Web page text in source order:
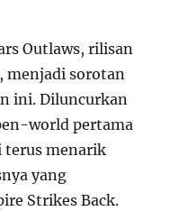
Outlaws, rilisan
menjadi sorotan
ini. Diluncurkan
world pertama
terus menarik
yang
Strikes Back.